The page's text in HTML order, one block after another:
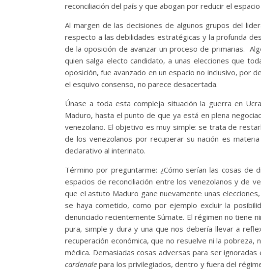
reconciliación del país y que abogan por reducir el
Al margen de las decisiones de algunos grupos del
respecto a las debilidades estratégicas y la profunda
de la oposición de avanzar un proceso de primarias.
quien salga electo candidato, a unas elecciones que
oposición, fue avanzado en un espacio no inclusivo, por
el esquivo consenso, no parece desacertada.
Únase a toda esta compleja situación la guerra en
Maduro, hasta el punto de que ya está en plena
venezolano. El objetivo es muy simple: se trata de
de los venezolanos por recuperar su nación es
declarativo al interinato.
Término por preguntarme: ¿Cómo serían las cosas de
espacios de reconciliación entre los venezolanos y de
que el astuto Maduro gane nuevamente unas
se haya cometido, como por ejemplo excluir la
denunciado recientemente Súmate. El régimen no tiene
pura, simple y dura y una que nos debería llevar a
recuperación económica, que no resuelve ni la
médica. Demasiadas cosas adversas para ser
cardenale para los privilegiados, dentro y fuera del